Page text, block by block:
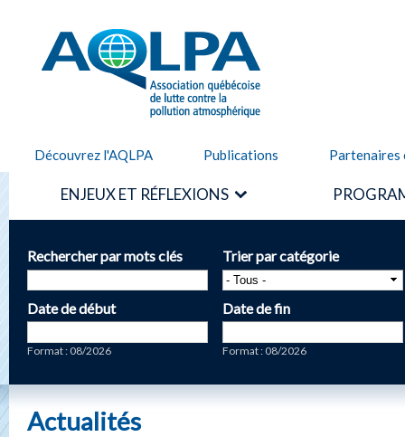
AQLPA
Découvrez l'AQLPA Publications Partenaires
ENJEUX ET RÉFLEXIONS
Rechercher par mots clés Trier par catégorie
Date de début
Format : 08/2026
Date de fin
Format : 08/2026
Actualités